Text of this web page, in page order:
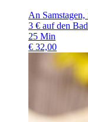
An
3 € auf den
25 Min
€ 32,00